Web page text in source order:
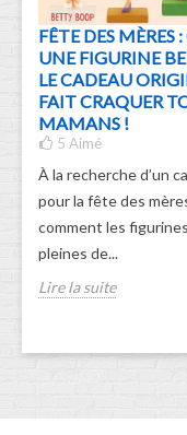
FÊTE DES MÈRES
UNE FIGURINE
LE CADEAU
FAIT CRAQUER
MAMANS !
5 Aimé
À la recherche d’un
pour la fête des
comment les
pleines de...
Lire la suite